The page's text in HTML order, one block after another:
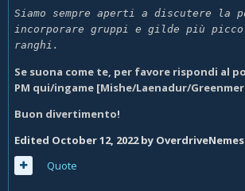
Siamo sempre aperti a discutere la
incorporare gruppi e gilde più
ranghi.
Se suona come te, per favore rispondi al
PM qui/ingame [Mishe/Laenadur/
Buon divertimento!
Edited October 12, 2022by
Quote